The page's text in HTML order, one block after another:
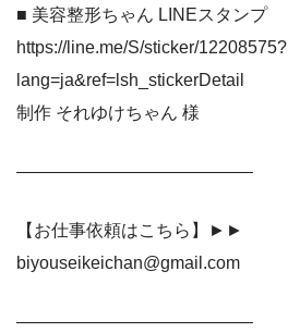
■ 美容整形ちゃん LINEスタンプ
https://line.me/S/sticker/12208575?
lang=ja&ref=lsh_stickerDetail
制作 それゆけちゃん 様
—————————————–
【お仕事依頼はこちら】►►
biyouseikeichan@gmail.com
—————————————–